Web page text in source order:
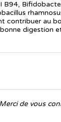
B94,
contribuer au
digestion
de vous